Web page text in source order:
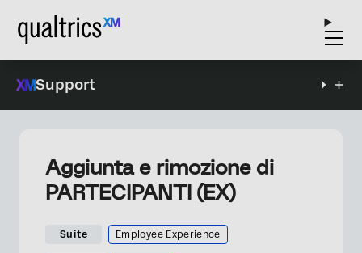
Support
Aggiunta e rimozione di
PARTECIPANTI (EX)
Suite Employee Experience